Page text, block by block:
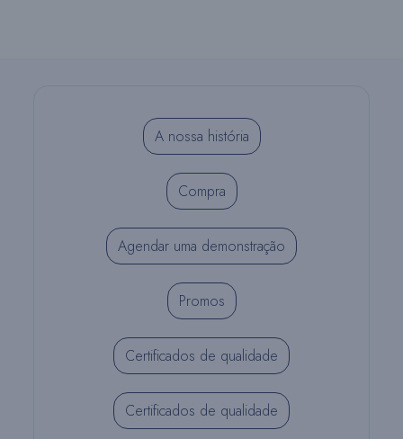
A nossa história
Compra
Agendar uma demonstração
Promos
Certificados de qualidade
Certificados de qualidade